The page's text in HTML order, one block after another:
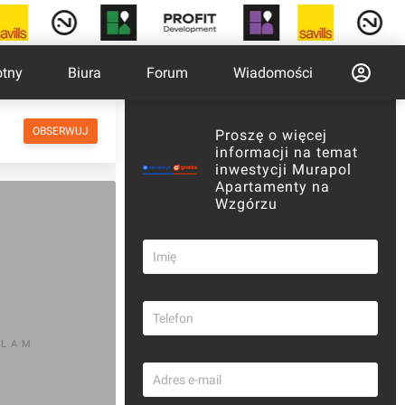
Biura Forum Wiadomości
OBSERWUJ
Proszę o więcej
informacji na temat
inwestycji Murapol
Apartamenty na
Wzgórzu